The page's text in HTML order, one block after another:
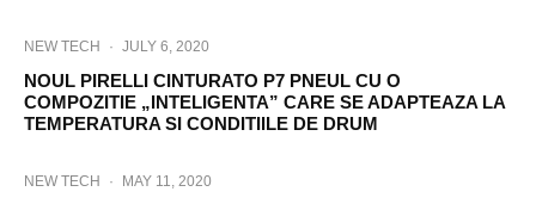
NEW TECH · JULY 6, 2020
NOUL PIRELLI CINTURATO P7 PNEUL CU O
COMPOZITIE „INTELIGENTA” CARE SE ADAPTEAZA LA
TEMPERATURA SI CONDITIILE DE DRUM
NEW TECH · MAY 11, 2020